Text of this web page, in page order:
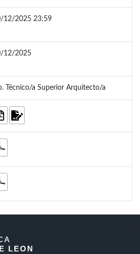
12/2025 23:59
12/2025
Técnico/a Superior Arquitecto/a
LEON